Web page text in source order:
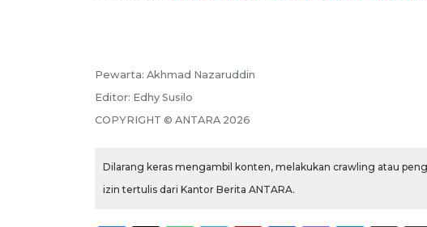
Pewarta: Akhmad Nazaruddin
Editor: Edhy Susilo
COPYRIGHT © ANTARA 2026
Dilarang keras mengambil konten, melakukan crawling atau
izin tertulis dari Kantor Berita ANTARA.